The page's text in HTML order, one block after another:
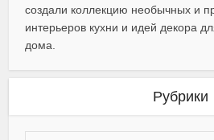
создали коллекцию необычных и
интерьеров кухни и идей декора
дома.
Рубрики